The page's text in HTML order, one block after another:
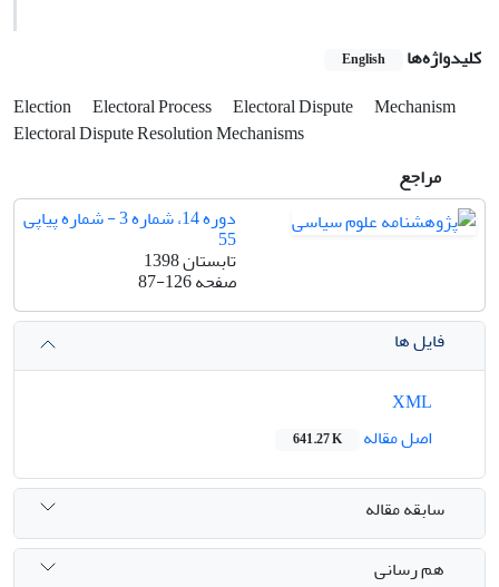
کلیدواژه‌ها English
Election Electoral Process Electoral Dispute
Mechanism
Electoral Dispute Resolution Mechanisms
مراجع
دوره 14، شماره 3 - شماره پیاپی
55
تابستان 1398
صفحه87-126
فایل ها
اصل مقاله
641.27 K
سابقه مقاله
هم رسانی